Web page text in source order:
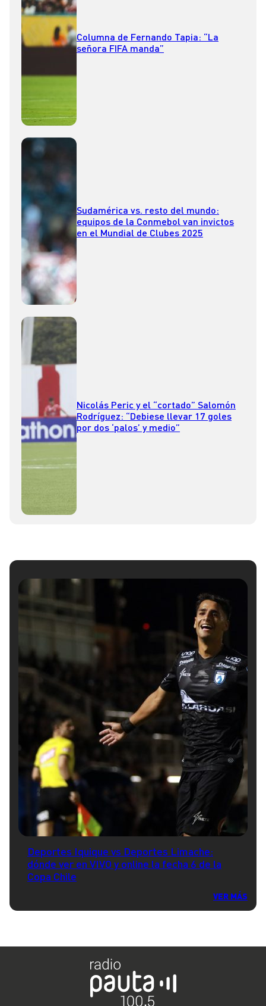
Columna de Fernando Tapia: “La
señora FIFA manda”
Sudamérica vs. resto del mundo:
equipos de la Conmebol van invictos
en el Mundial de Clubes 2025
Nicolás Peric y el “cortado” Salomón
Rodríguez: “Debiese llevar 17 goles
por dos ‘palos’ y medio”
Deportes Iquique vs Deportes Limache:
dónde ver en VIVO y online la fecha 6 de la
Copa Chile
VER MÁS